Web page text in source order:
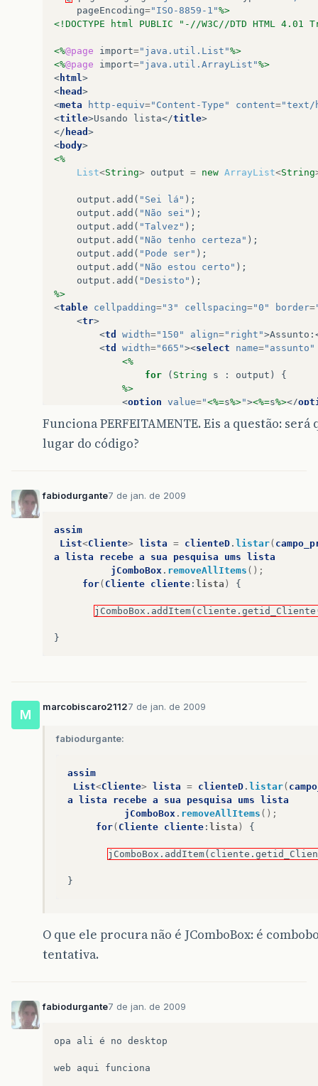
pageEncoding="ISO-8859-1"%>
<!DOCTYPE html PUBLIC "-//W3C//DTD HTML
<%@page import="java.util.List"%>
<%@page import="java.util.ArrayList"%>
< html >
< head >
<meta http-equiv="Content-Type" content="text/
<title>Usando lista</title>
</ head >
<body>
<%
List<String> output = new ArrayList<String
output . add ( "Sei lá" );
output . add ( "Não sei" );
output . add ( "Talvez" );
output . add ( "Não tenho certeza" );
output . add ( "Pode ser" );
output . add ( "Não estou certo" );
output . add ( "Desisto" );
%>
<table cellpadding="3" cellspacing="0" border=
<tr>
<td width="150" align="right">Assunto:
<td width="665"><select name="assunto"
<%
for
( String s : output )
{
%>
<option value="<%=s%>"><%=s%></
}
%>
</body>
Funciona PERFEITAMENTE. Eis a questão:
lugar do código?
fabiodurgante7 de jan. de 2009
assim
List<Cliente> lista = clienteD . listar(
a lista recebe a sua pesquisa ums lista
jComboBox . removeAllItems ();
for( Cliente cliente : lista ) {
}
M
marcobiscaro21127 de jan. de 2009
fabiodurgante:
assim
List<Cliente> lista = clienteD . listar(
a lista recebe a sua pesquisa ums lista
jComboBox . removeAllItems ();
for( Cliente cliente : lista ) {
}
O que ele procura não é JComboBox: é
tentativa.
fabiodurgante7 de jan. de 2009
opa ali é no desktop
web aqui funciona